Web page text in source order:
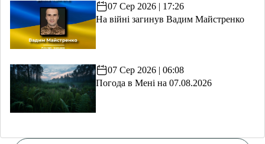
07 Сер 2026 | 17:26
На війні загинув Вадим Майстренко
07 Сер 2026 | 06:08
Погода в Мені на 07.08.2026